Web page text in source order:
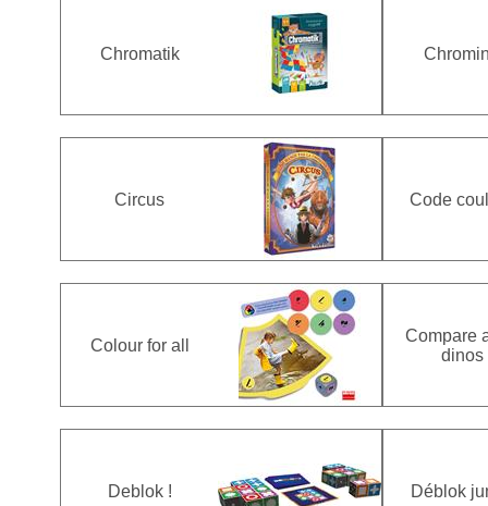
Chromatik
Circus Code
Colour for all
Compare
dinos
Deblok ! Déblok